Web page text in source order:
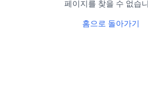
페이지를 찾을 수 없습
홈으로 돌아가기